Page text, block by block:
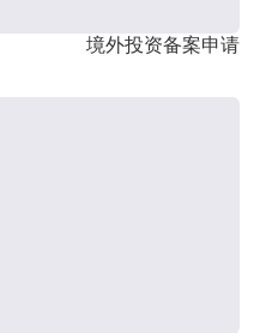
境外投资备案申请